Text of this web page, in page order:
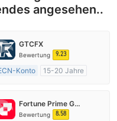
angesehen..
GTCFX
Bewertung 9.23
Konto
15-20 Jahre
Making (MM)
Volllizenz
Fortune Prime Global
Bewertung 8.58